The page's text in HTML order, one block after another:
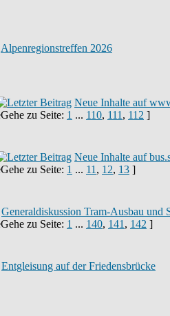
Alpenregionstreffen 2026
Neue Inhalte auf
Gehe zu Seite: 1 ... 110, 111 , 112 ]
Neue Inhalte auf
Gehe zu Seite: 1 ... 11 , 12, 13 ]
Generaldiskussion Tram-Ausbau und
Gehe zu Seite: 1 ... 140, 141 , 142 ]
Entgleisung auf der Friedensbrücke